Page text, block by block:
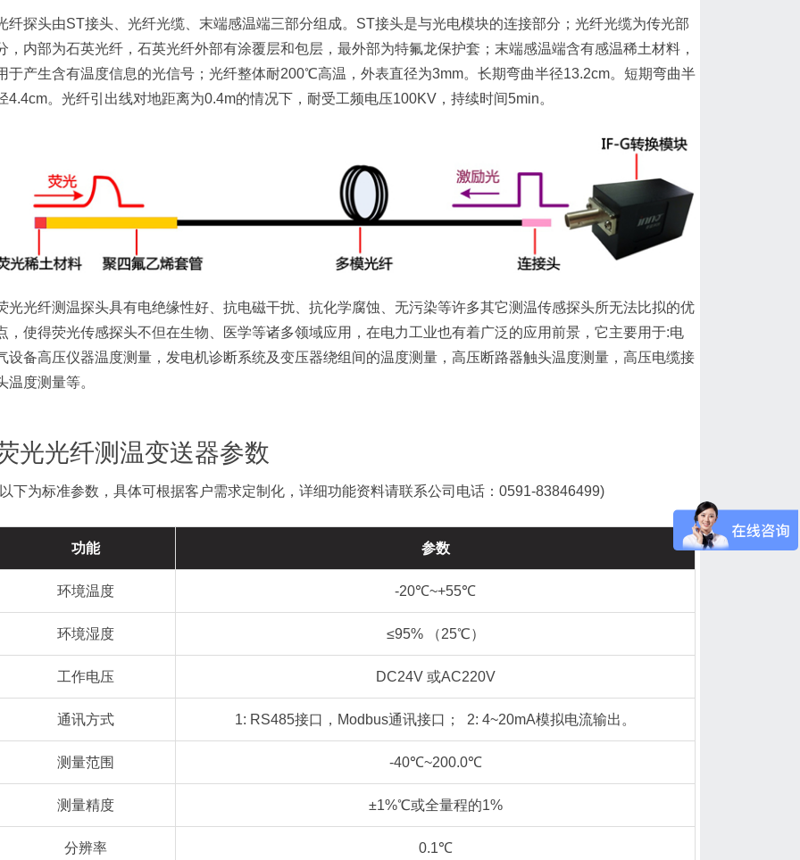
纤探头由ST接头、光纤光缆、末端感温端三部分组成。ST接头是与光电模块的连接部分；光纤光缆为传光部
，内部为石英光纤，石英光纤外部有涂覆层和包层，最外部为特氟龙保护套；末端感温端含有感温稀土材料，
于产生含有温度信息的光信号；光纤整体耐200℃高温，外表直径为3mm。长期弯曲半径13.2cm。短期弯曲半
4.4cm。光纤引出线对地距离为0.4m的情况下，耐受工频电压100KV，持续时间5min。
光光纤测温探头具有电绝缘性好、抗电磁干扰、抗化学腐蚀、无污染等许多其它测温传感探头所无法比拟的优
，使得荧光传感探头不但在生物、医学等诸多领域应用，在电力工业也有着广泛的应用前景，它主要用于:电
设备高压仪器温度测量，发电机诊断系统及变压器绕组间的温度测量，高压断路器触头温度测量，高压电缆接
温度测量等。
光光纤测温变送器参数
下为标准参数，具体可根据客户需求定制化，详细功能资料请联系公司电话：0591-83846499)
功能 参数
环境温度 -20℃~+55℃
环境湿度 ≤95% （25℃）
工作电压 DC24V 或AC220V
通讯方式 1: RS485接口，Modbus通讯接口； 2: 4~20mA模拟电流输出。
测量范围 -40℃~200.0℃
测量精度 ±1%℃或全量程的1%
分辨率 0.1℃